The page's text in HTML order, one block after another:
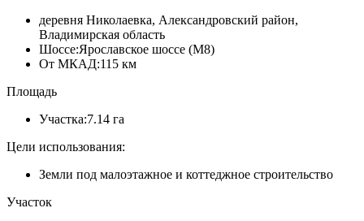
деревня Николаевка, Александровский район,
Владимирская область
Шоссе:Ярославское шоссе (М8)
От МКАД:115 км
Площадь
Участка:7.14 га
Цели использования:
Земли под малоэтажное и коттеджное строительство
Участок